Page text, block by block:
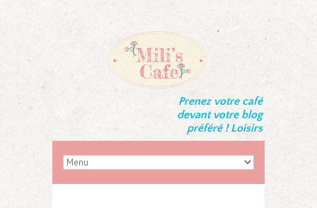
Prenez votre café
devant votre blog
préféré ! Loisirs